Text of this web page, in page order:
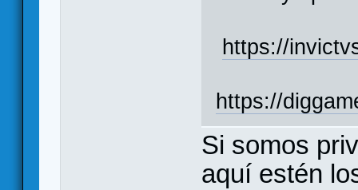
https://
https://
Si somos
aquí estén